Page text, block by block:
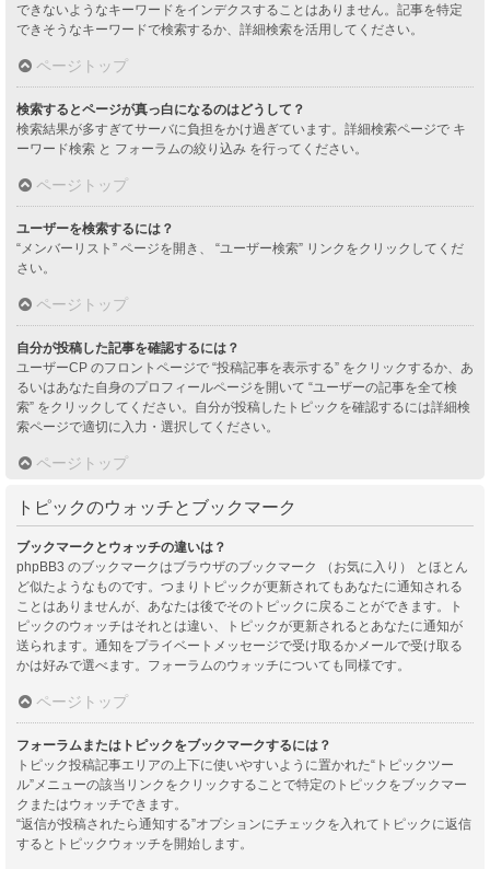
できないようなキーワードをインデクスすることはありません。記事を特定
できそうなキーワードで検索するか、詳細検索を活用してください。
ページトップ
検索するとページが真っ白になるのはどうして？
検索結果が多すぎてサーバに負担をかけ過ぎています。詳細検索ページで キ
ーワード検索 と フォーラムの絞り込み を行ってください。
ページトップ
ユーザーを検索するには？
“メンバーリスト” ページを開き、 “ユーザー検索” リンクをクリックしてくだ
さい。
ページトップ
自分が投稿した記事を確認するには？
ユーザーCP のフロントページで “投稿記事を表示する” をクリックするか、あ
るいはあなた自身のプロフィールページを開いて “ユーザーの記事を全て検
索” をクリックしてください。自分が投稿したトピックを確認するには詳細検
索ページで適切に入力・選択してください。
ページトップ
トピックのウォッチとブックマーク
ブックマークとウォッチの違いは？
phpBB3 のブックマークはブラウザのブックマーク （お気に入り） とほとん
ど似たようなものです。つまりトピックが更新されてもあなたに通知される
ことはありませんが、あなたは後でそのトピックに戻ることができます。ト
ピックのウォッチはそれとは違い、トピックが更新されるとあなたに通知が
送られます。通知をプライベートメッセージで受け取るかメールで受け取る
かは好みで選べます。フォーラムのウォッチについても同様です。
ページトップ
フォーラムまたはトピックをブックマークするには？
トピック投稿記事エリアの上下に使いやすいように置かれた“トピックツー
ル”メニューの該当リンクをクリックすることで特定のトピックをブックマー
クまたはウォッチできます。
“返信が投稿されたら通知する”オプションにチェックを入れてトピックに返信
するとトピックウォッチを開始します。